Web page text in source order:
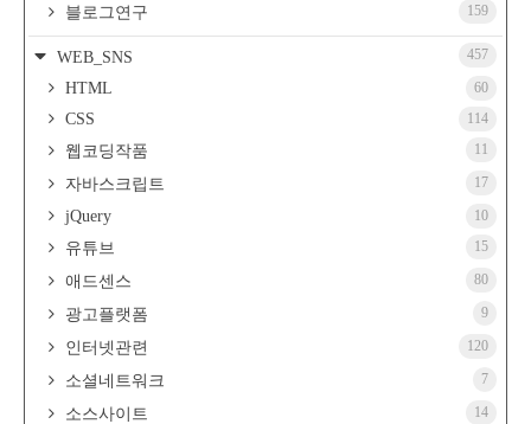
블로그연구 159
WEB_SNS 457
HTML 60
CSS 114
웹코딩작품 11
자바스크립트 17
jQuery 10
유튜브 15
애드센스 80
광고플랫폼 9
인터넷관련 120
소셜네트워크 7
소스사이트 14